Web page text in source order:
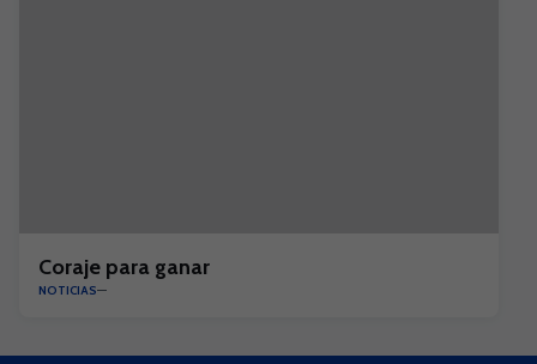
Coraje para ganar
NOTICIAS